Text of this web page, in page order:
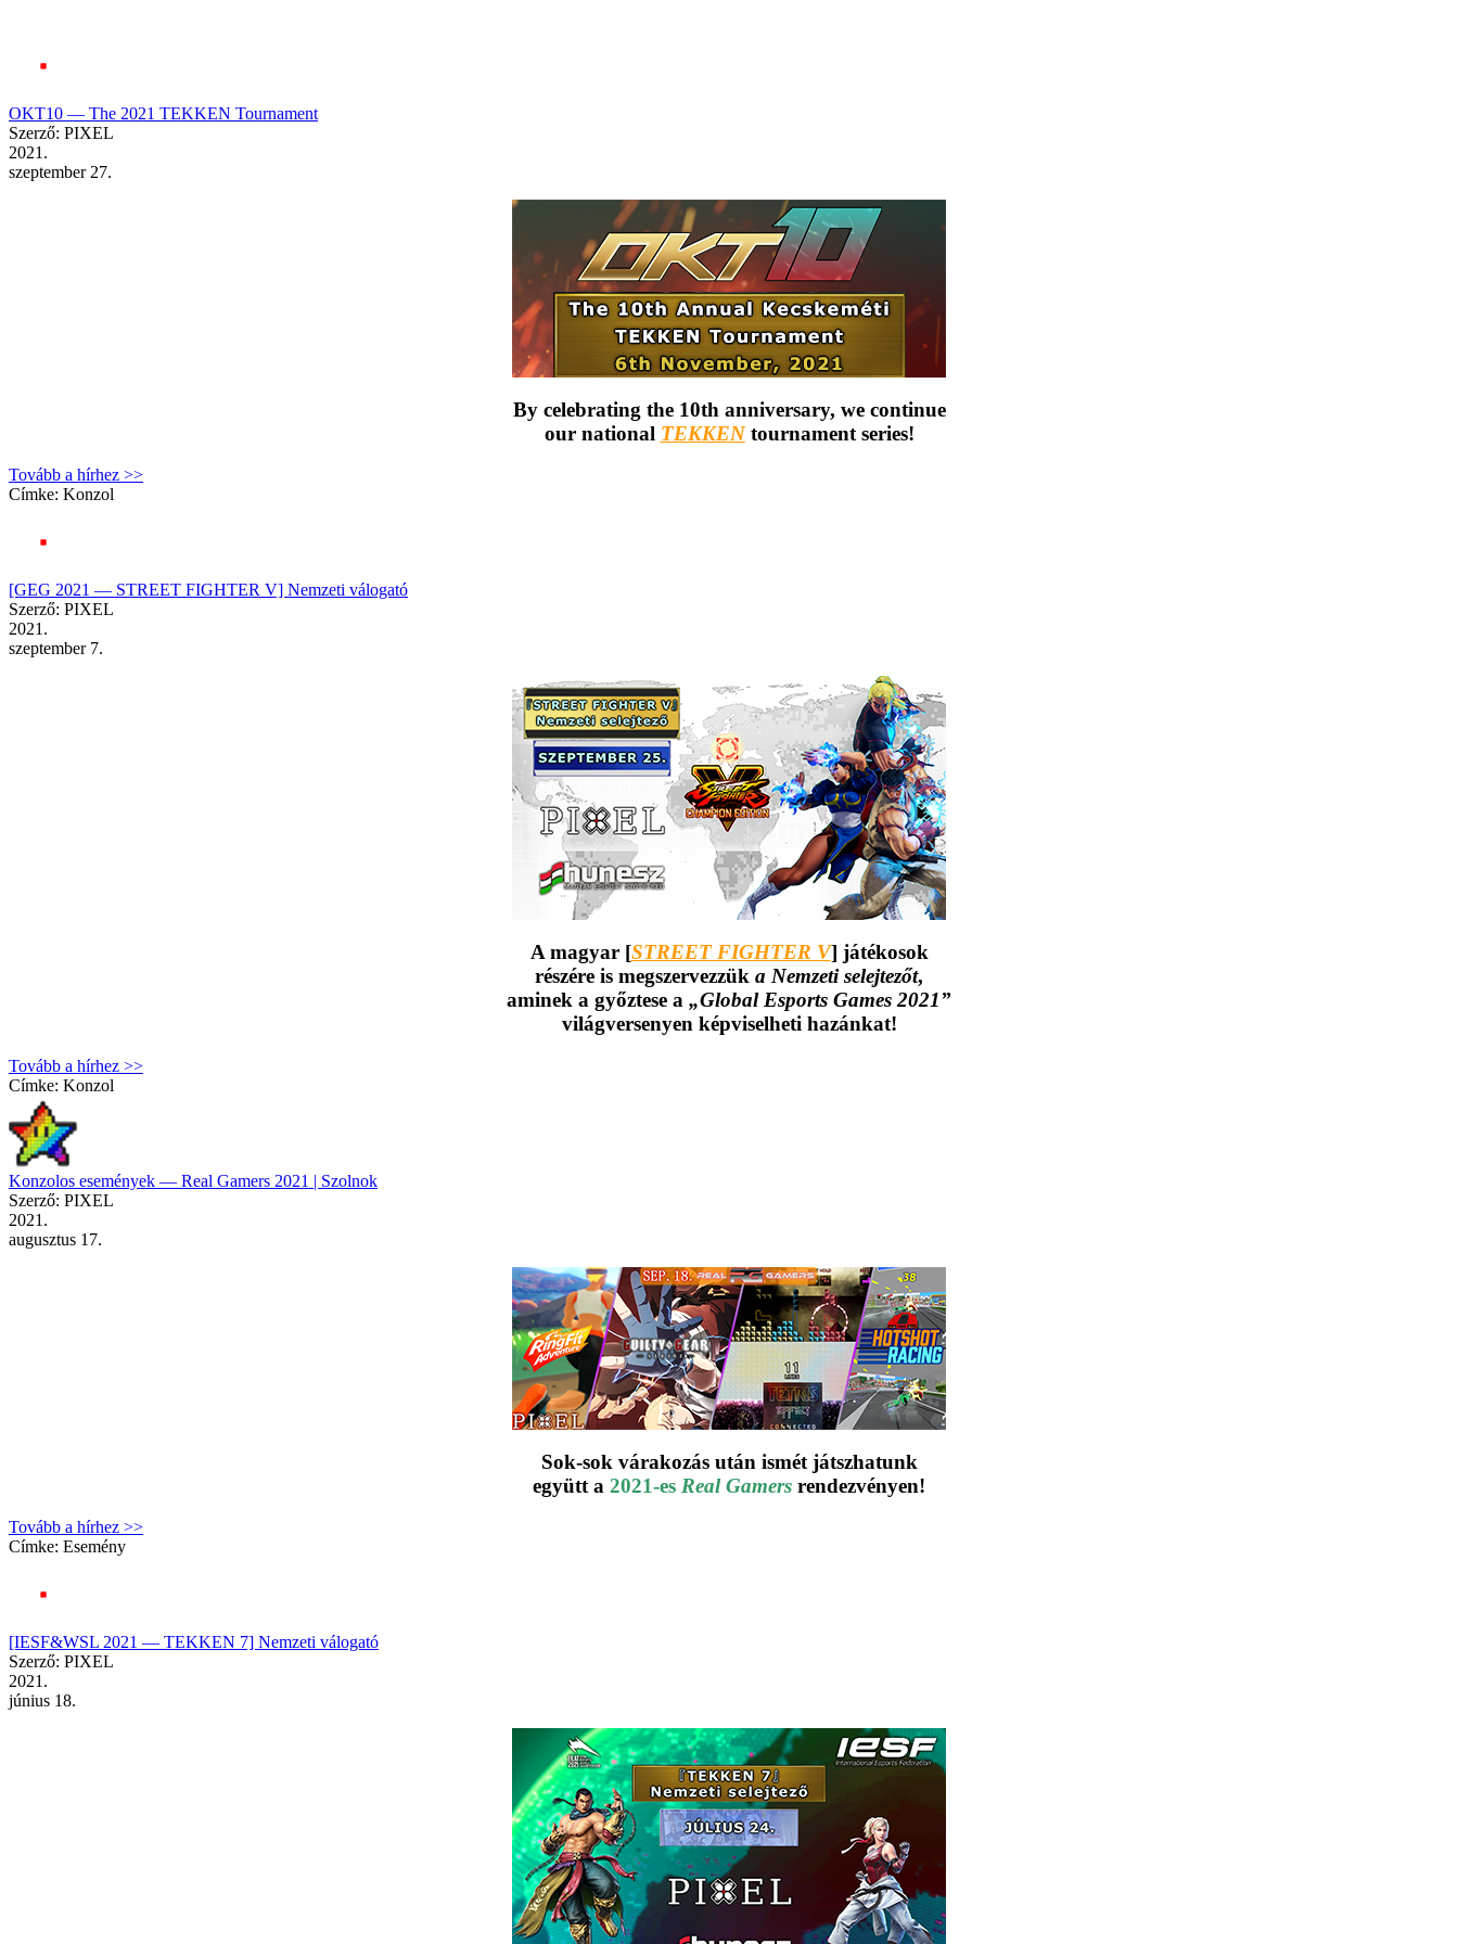
OKT10 — The 2021 TEKKEN Tournament
Szerző: PIXEL
2021.
szeptember 27.
By celebrating the 10th anniversary, we continue
our national TEKKENtournament series!
Tovább a hírhez >>
Címke: Konzol
[GEG 2021 — STREET FIGHTER V] Nemzeti válogató
Szerző: PIXEL
2021.
szeptember 7.
A magyar [STREET FIGHTER V] játékosok
részére is megszervezzük a Nemzeti selejtezőt,
aminek a győztese a „Global Esports Games 2021”
világversenyen képviselheti hazánkat!
Tovább a hírhez >>
Címke: Konzol
Konzolos események — Real Gamers 2021 | Szolnok
Szerző: PIXEL
2021.
augusztus 17.
Sok-sok várakozás után ismét játszhatunk
együtt a 2021-es Real Gamers rendezvényen!
Tovább a hírhez >>
Címke: Esemény
[IESF&WSL 2021 — TEKKEN 7] Nemzeti válogató
Szerző: PIXEL
2021.
június 18.